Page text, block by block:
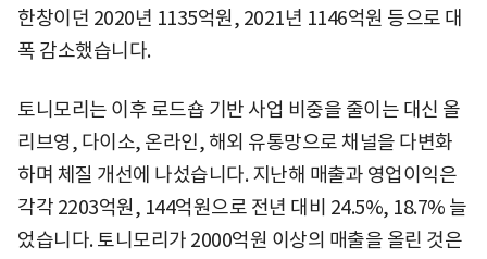
한창이던 2020년 1135억원, 2021년 1146억원 등으로 대
폭 감소했습니다.
토니모리는 이후 로드숍 기반 사업 비중을 줄이는 대신 올
리브영, 다이소, 온라인, 해외 유통망으로 채널을 다변화
하며 체질 개선에 나섰습니다. 지난해 매출과 영업이익은
각각 2203억원, 144억원으로 전년 대비 24.5%, 18.7% 늘
었습니다. 토니모리가 2000억원 이상의 매출을 올린 것은